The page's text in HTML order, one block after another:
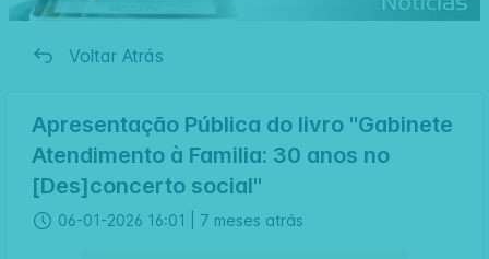
Voltar Atrás
Apresentação Pública do livro "Gabinete
Atendimento à Familia: 30 anos no
[Des]concerto social"
06-01-2026 16:01 | 7 meses atrás